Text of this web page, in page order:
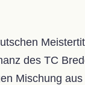
des TC
Mischung